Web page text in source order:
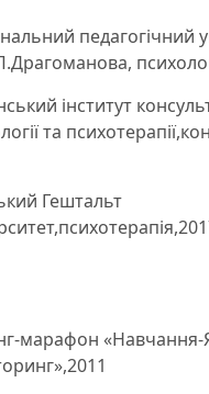
педагогічний
інститут
та
Гештальт
марафон «Навчання-